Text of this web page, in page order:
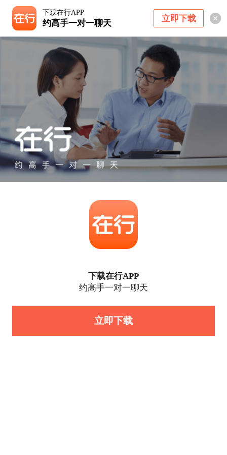
下载在行APP
约高手一对一聊天 立即下载
下载在行APP
约高手一对一聊天
立即下载